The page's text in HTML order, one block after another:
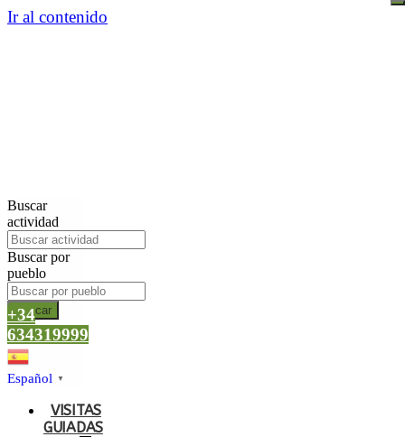
Ir al contenido
Buscar
actividad
Buscar por
pueblo
Buscar
+34
634319999
Español ▼
VISITAS
GUIADAS